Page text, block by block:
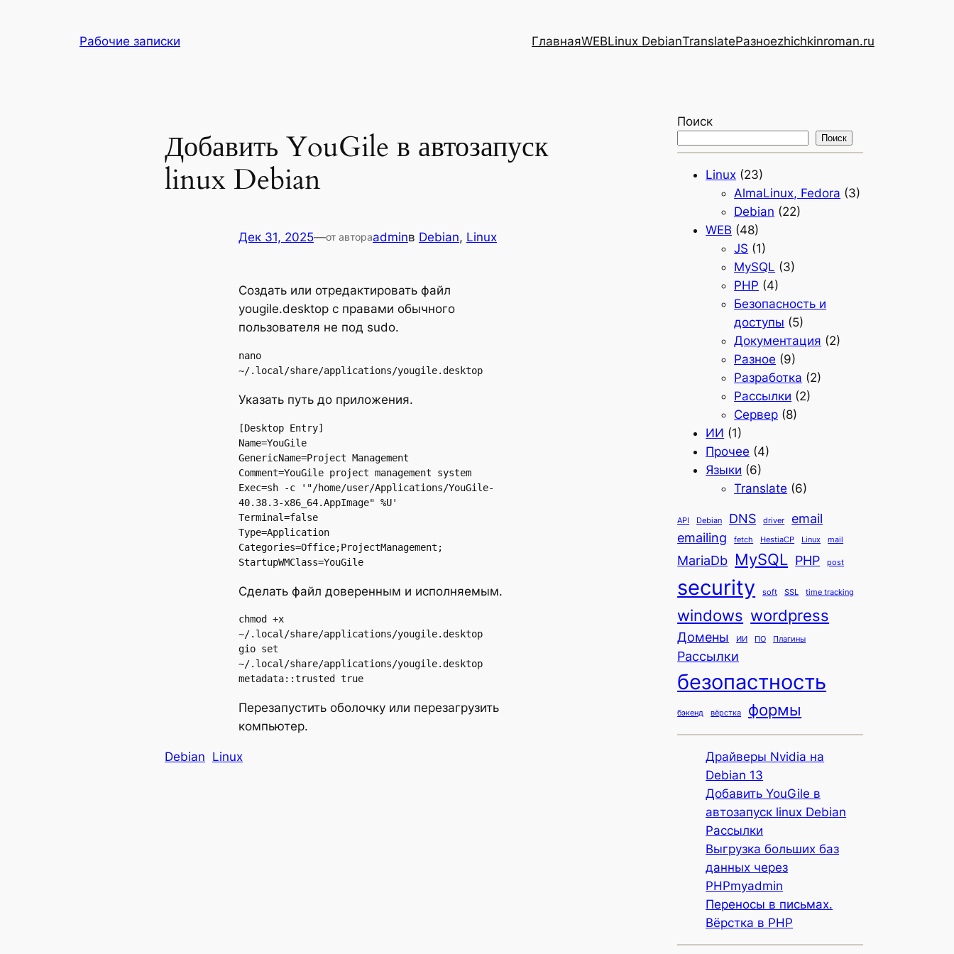
содержимому
Рабочие записки ГлавнаяWEBLinux DebianTranslateРазноеzhichkinroman.ru
Добавить YouGile в автозапуск
linux Debian
Дек 31, 2025—от автораadminв Debian, Linux
Создать или отредактировать файл
yougile.desktop с правами обычного
пользователя не под sudo.
nano
~/.local/share/applications/yougile.desktop
Указать путь до приложения.
[Desktop Entry]
Name=YouGile
GenericName=Project Management
Comment=YouGile project management system
Exec=sh -c '"/home/user/Applications/YouGile-
40.38.3-x86_64.AppImage" %U'
Terminal=false
Type=Application
Categories=Office;ProjectManagement;
StartupWMClass=YouGile
Сделать файл доверенным и исполняемым.
chmod +x
~/.local/share/applications/yougile.desktop
gio set
~/.local/share/applications/yougile.desktop
metadata::trusted true
Перезапустить оболочку или перезагрузить
компьютер.
Debian Linux
Поиск
Поиск
Linux (23)
AlmaLinux, Fedora (3)
Debian (22)
WEB (48)
JS (1)
MySQL (3)
PHP (4)
Безопасность и
доступы (5)
Документация (2)
Разное (9)
Разработка (2)
Рассылки (2)
Сервер (8)
ИИ (1)
Прочее (4)
Языки (6)
Translate (6)
API Debian DNS driver
email
emailing
fetch HestiaCP Linux mail
MariaDb MySQL PHP post
security soft SSL time tracking
windows wordpress
Домены ИИ ПО Плагины
Рассылки
безопастность
бэкенд вёрстка формы
Драйверы Nvidia на
Debian 13
Добавить YouGile в
автозапуск linux Debian
Рассылки
Выгрузка больших баз
данных через
PHPmyadmin
Переносы в письмах.
Вёрстка в PHP